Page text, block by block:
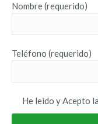
newnewnewnew
Nombre (requerido)
Teléfono (requerido)
He leido y Acepto la